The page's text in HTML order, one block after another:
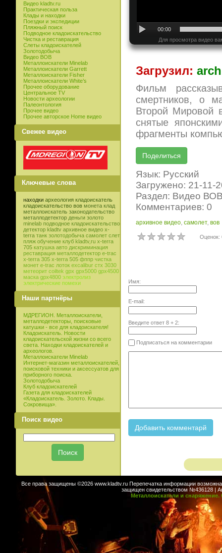
Видео kladtv.ru
Практическая польза
Клады и находки
Поездки и экспедиции
Пляжный поиск
Подводное кладоискательство
Чистка и реставрация
Слеты кладоискателей
Золотодобыча
Видео ВОВ
Металлоискатели Minelab
Металлоискатели Garrett
Металлоискатели Fisher
Металлоискатели White’s
Прочее оборудование
Центральное TV
Новости археологии
Палеонтология
Прочее видео
Прочее авторское Home видео
Свежее видео
Ключевые слова
находки археология кладоискатель
кладоискательство вов монета клад
металлоискатель законодательство
металлодетектор деньги золото
minelab подводное кладоискательство
детектор kladtv архивное видео x-
terra танк золотодобыча самолет слет
пляж обучение клуб kladtv,ru x-terra
705 катушка авто дискриминация
реставрация металлодетектор e-trac
x-terra 305 x-terra 505 фппр чистка
монет e-trac лоток excalibur стх 3030
метеорит coiltek gpx gpx5000 gpx4500
маска gpx4800 электролиз
электрические помехи
Наши партнёры
МДРЕГИОН. Металлоискатели,
металлодетекторы, поисковые
катушки - все для кладоискателя!
Кладоискатель. Новости
кладоискательской жизни со всего
света. Находки кладоискателей и
археологов.
Металлоискатели Minelab
Интернет-магазин металлоискателей,
поисковой техники и аксессуатов для
приборного поиска.
Золотодобыча
Клуб кладоискателей
Газета для кладоискателей
«Кладоискатель. Золото. Клады.
Сокровища».
Поиск видео
00:00
Для просмотра видео
Загрузил:
Фильм
смертников, о
Второй Мировой
снятые
фрагменты
Язык: Русский
Загружено: 21-11-
Раздел: Видео
Комментариев: 0
архивное видео, самолет, вов
Оценок:
Имя:
E-mail:
Введите ответ 8+ 2:
Подписаться на комментарии
Все права защищены ©2026 www.kladtv.ru Перепечатка информации возможна
защищен свидетельством №436128 |
Металлоискатели и